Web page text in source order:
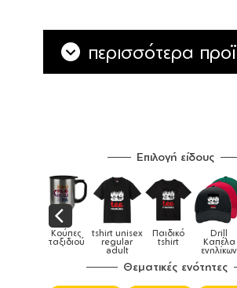
περισσότερα
Επιλογή είδους
tshirt unisex
regular
Παιδικό
tshirt
Drill
Καπέλα
Θεματικές ενότητες